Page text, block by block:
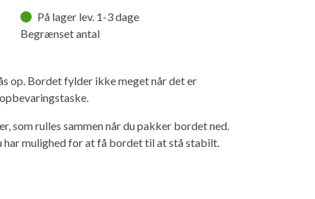
På lager lev. 1-3 dage
Begrænset antal
op. Bordet fylder ikke meget når det er
som rulles sammen når du pakker bordet ned.
har mulighed for at få bordet til at stå stabilt.